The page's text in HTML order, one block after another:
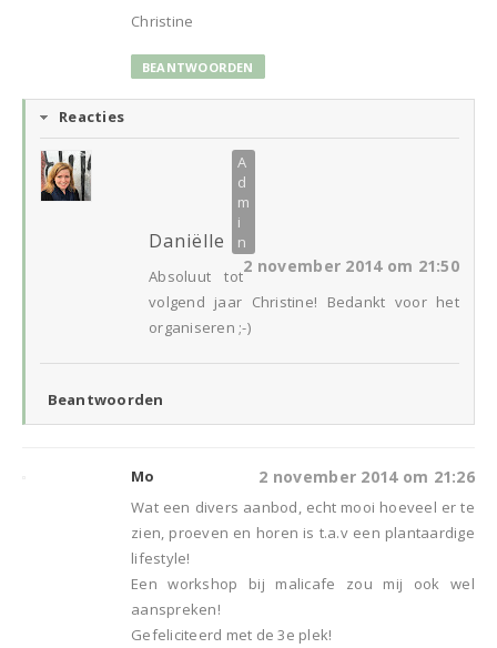
Christine
BEANTWOORDEN
Reacties
Daniëlle
2 november 2014 om 21:50
Absoluut tot
volgend jaar Christine! Bedankt voor het
organiseren ;-)
Beantwoorden
Mo 2 november 2014 om 21:26
Wat een divers aanbod, echt mooi hoeveel er te
zien, proeven en horen is t.a.v een plantaardige
lifestyle!
Een workshop bij malicafe zou mij ook wel
aanspreken!
Gefeliciteerd met de 3e plek!